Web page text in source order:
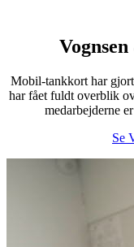
Mobil-tankkort har
har fået fuldt overblik
medarbejderne
Se